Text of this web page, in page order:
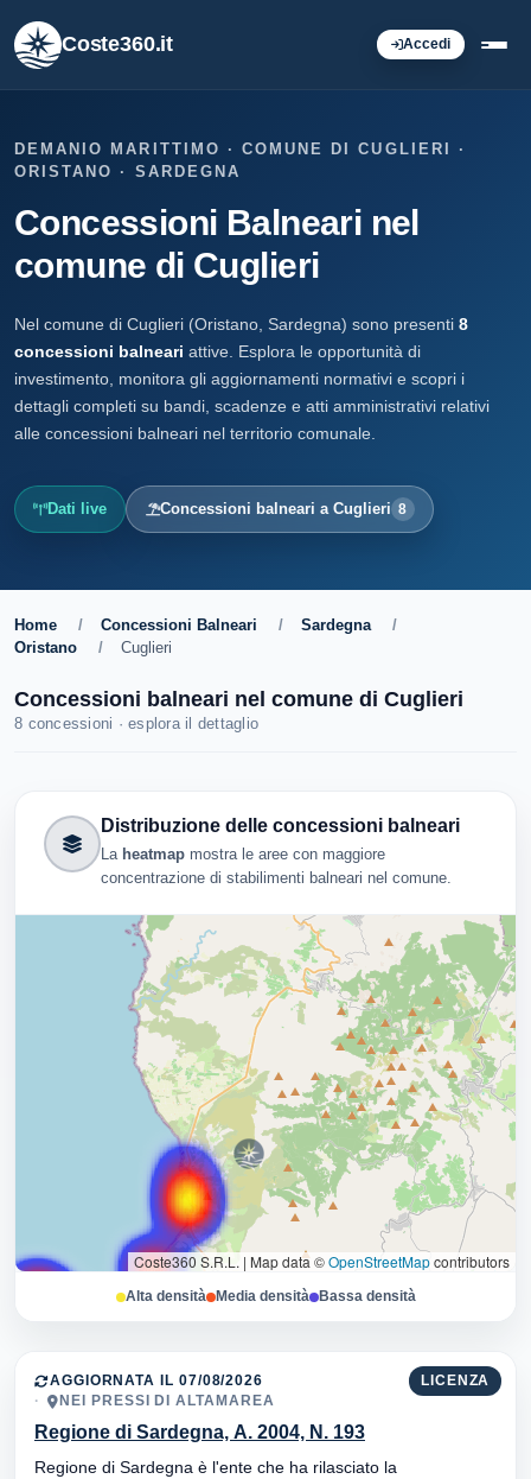
Coste360.it Accedi
DEMANIO MARITTIMO · COMUNE DI CUGLIERI ·
ORISTANO · SARDEGNA
Concessioni Balneari nel
comune di Cuglieri
Nel comune di Cuglieri (Oristano, Sardegna) sono presenti 8
concessioni balneari attive. Esplora le opportunità di
investimento, monitora gli aggiornamenti normativi e scopri i
dettagli completi su bandi, scadenze e atti amministrativi relativi
alle concessioni balneari nel territorio comunale.
Dati live Concessioni balneari a Cuglieri 8
Home / Concessioni Balneari / Sardegna
/
Oristano
/ Cuglieri
Concessioni balneari nel comune di Cuglieri
8 concessioni · esplora il dettaglio
Distribuzione delle concessioni balneari
La heatmap mostra le aree con maggiore
concentrazione di stabilimenti balneari nel comune.
Coste360 S.R.L. | Map data ©OpenStreetMapcontributors
Alta densità Media densità Bassa densità
LICENZA
AGGIORNATA IL 07/08/2026
NEI PRESSI DI ALTAMAREA
Regione di Sardegna, A. 2004, N. 193
Regione di Sardegna è l'ente che ha rilasciato la